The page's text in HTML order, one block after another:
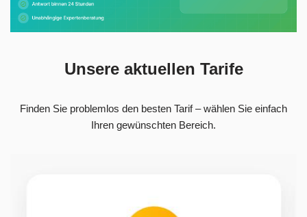
Unsere aktuellen Tarife
Finden Sie problemlos den besten Tarif – wählen Sie einfach
Ihren gewünschten Bereich.